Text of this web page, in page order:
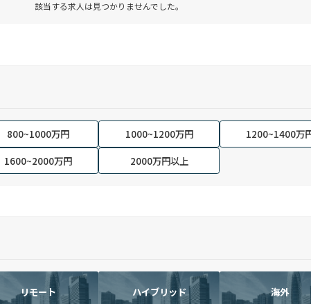
該当する求人は見つかりませんでした。
800~1000万円 1000~1200万円
1200~1400万
1600~2000万円 2000万円以上
リモート ハイブリッド 海外